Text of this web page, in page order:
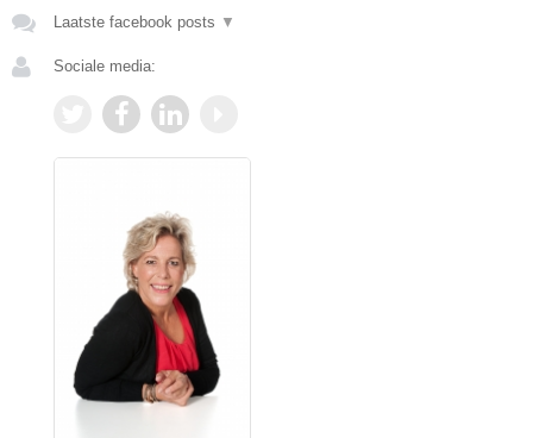
Laatste facebook posts ▼
Sociale media: